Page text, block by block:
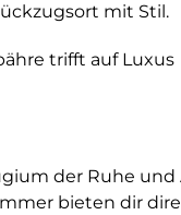
mit Stil.
trifft auf Luxus
der Ruhe
bieten dir